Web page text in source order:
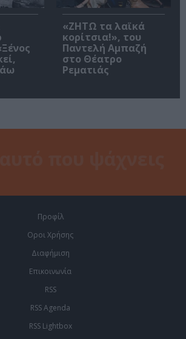
«ΖΗΤΩ τα λαϊκά
κορίτσια!», του
Παντελή Αμπαζή
στο Θέατρο
Ρεματιάς
Προφίλ
Οροι Χρήσης
Διαφήμιση
Επικοινωνία
RSS
RSS Agenda
RSS Lightbox